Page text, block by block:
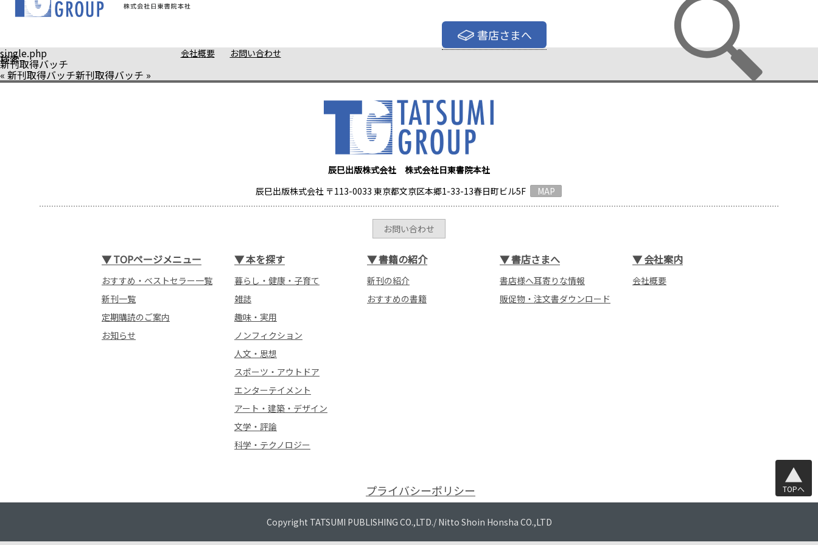
書店さまへ
会社概要 お問い合わせ
検索
single.php
新刊取得バッチ
« 新刊取得バッチ新刊取得バッチ »
辰巳出版株式会社 株式会社日東書院本社
辰巳出版株式会社 〒113-0033 東京都文京区本郷1-33-13春日町ビル5F
MAP
お問い合わせ
▼TOPページメニュー
おすすめ・ベストセラー一覧
新刊一覧
定期購読のご案内
お知らせ
▼本を探す
暮らし・健康・子育て
雑誌
趣味・実用
ノンフィクション
人文・思想
スポーツ・アウトドア
エンターテイメント
アート・建築・デザイン
文学・評論
科学・テクノロジー
▼書籍の紹介
新刊の紹介
おすすめの書籍
▼書店さまへ
書店様へ耳寄りな情報
販促物・注文書ダウンロード
▼会社案内
会社概要
プライバシーポリシー TOPへ
Copyright TATSUMI PUBLISHING CO.,LTD./ Nitto Shoin Honsha CO.,LTD